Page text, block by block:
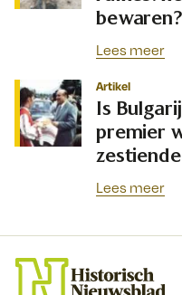
bewaren?
Lees meer
Artikel
Is
premier
Lees meer